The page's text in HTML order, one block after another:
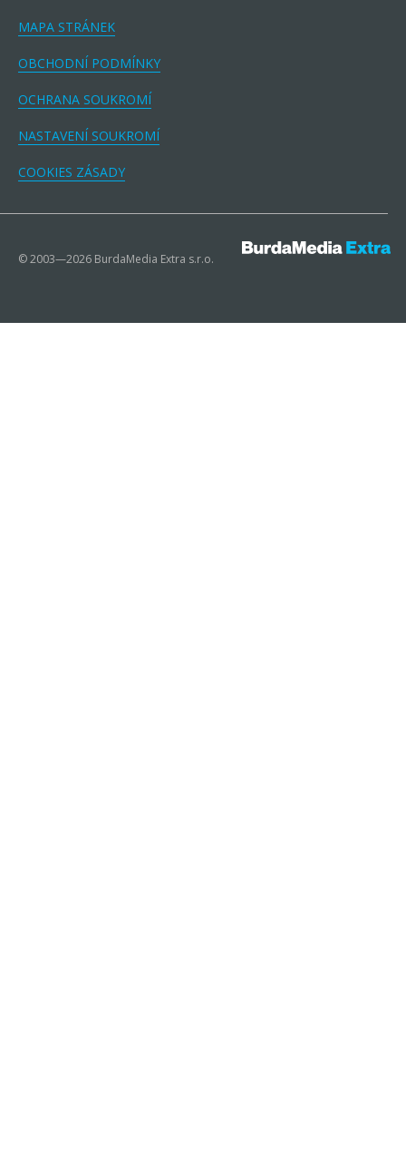
MAPA STRÁNEK
OBCHODNÍ PODMÍNKY
OCHRANA SOUKROMÍ
NASTAVENÍ SOUKROMÍ
COOKIES ZÁSADY
© 2003—2026 BurdaMedia Extra s.r.o.